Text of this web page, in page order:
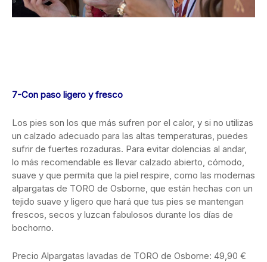
7-Con paso ligero y fresco
Los pies son los que más sufren por el calor, y si no utilizas
un calzado adecuado para las altas temperaturas, puedes
sufrir de fuertes rozaduras. Para evitar dolencias al andar,
lo más recomendable es llevar calzado abierto, cómodo,
suave y que permita que la piel respire, como las modernas
alpargatas de TORO de Osborne, que están hechas con un
tejido suave y ligero que hará que tus pies se mantengan
frescos, secos y luzcan fabulosos durante los días de
bochorno.
Precio Alpargatas lavadas de TORO de Osborne: 49,90 €